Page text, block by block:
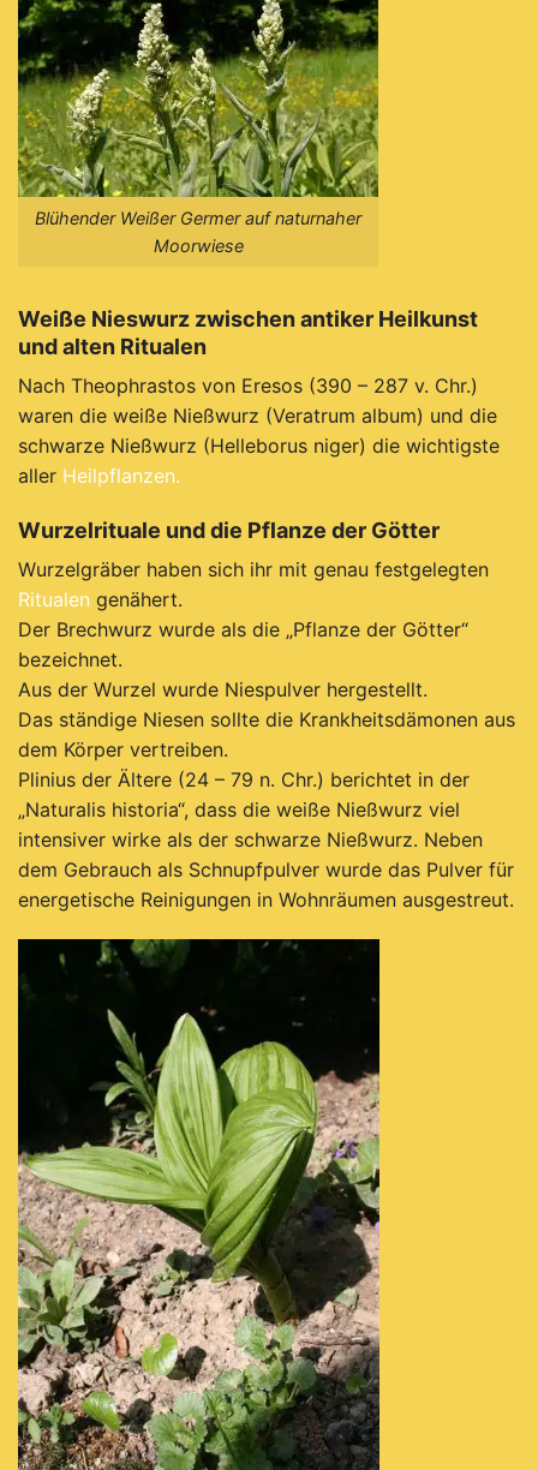
Blühender Weißer Germer auf naturnaher
Moorwiese
Weiße Nieswurz zwischen antiker Heilkunst
und alten Ritualen
Nach Theophrastos von Eresos (390 – 287 v. Chr.)
waren die weiße Nießwurz (Veratrum album) und die
schwarze Nießwurz (Helleborus niger) die wichtigste
aller Heilpflanzen.
Wurzelrituale und die Pflanze der Götter
Wurzelgräber haben sich ihr mit genau festgelegten
Ritualen genähert.
Der Brechwurz wurde als die „Pflanze der Götter“
bezeichnet.
Aus der Wurzel wurde Niespulver hergestellt.
Das ständige Niesen sollte die Krankheitsdämonen aus
dem Körper vertreiben.
Plinius der Ältere (24 – 79 n. Chr.) berichtet in der
„Naturalis historia“, dass die weiße Nießwurz viel
intensiver wirke als der schwarze Nießwurz. Neben
dem Gebrauch als Schnupfpulver wurde das Pulver für
energetische Reinigungen in Wohnräumen ausgestreut.